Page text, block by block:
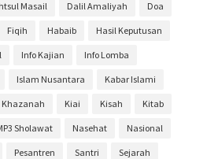
Masail Dalil Amaliyah Doa
Fiqih Habaib Hasil Keputusan
Info Kajian Info Lomba
Islam Nusantara Kabar Islami
Khazanah Kiai Kisah Kitab
Sholawat Nasehat Nasional
Pesantren Santri Sejarah